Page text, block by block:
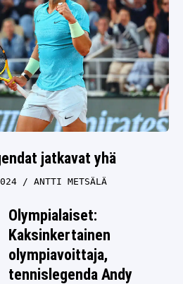
jatkavat yhä
ANTTI METSÄLÄ
Olympialaiset:
Kaksinkertainen
olympiavoittaja,
tennislegenda Andy